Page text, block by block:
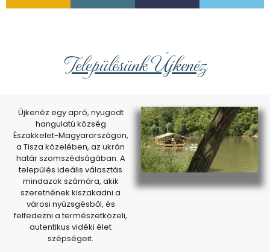
Településünk Újkenéz
Újkenéz egy apró, nyugodt
hangulatú község
Északkelet-Magyarországon,
a Tisza közelében, az ukrán
határ szomszédságában. A
település ideális választás
mindazok számára, akik
szeretnének kiszakadni a
városi nyüzsgésből, és
felfedezni a természetközeli,
autentikus vidéki élet
szépségeit.